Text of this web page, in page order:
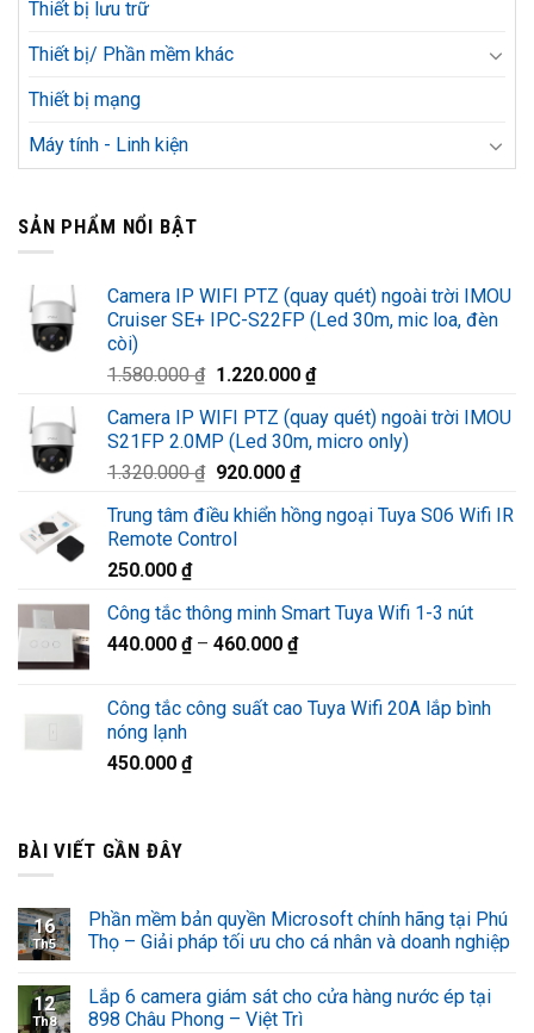
Thiết bị lưu trữ
Thiết bị/ Phần mềm khác
Thiết bị mạng
Máy tính - Linh kiện
SẢN PHẨM NỔI BẬT
Camera IP WIFI PTZ (quay quét) ngoài trời IMOU
Cruiser SE+ IPC-S22FP (Led 30m, mic loa, đèn
còi)
1.580.000₫ Giá
là:
1.580.000 ₫.
1.220.000 ₫Giá
tại
là:
Camera IP WIFI PTZ (quay quét) ngoài trời IMOU
S21FP 2.0MP (Led 30m, micro only)
1.320.000₫ Giá
là:
1.320.000 ₫.
920.000 ₫Giá
tại
Trung tâm điều khiển hồng ngoại Tuya S06 Wifi IR
Remote Control
250.000 ₫
Công tắc thông minh Smart Tuya Wifi 1-3 nút
440.000 ₫– 460.000 ₫
Công tắc công suất cao Tuya Wifi 20A lắp bình
nóng lạnh
450.000 ₫
BÀI VIẾT GẦN ĐÂY
16
Th5
Phần mềm bản quyền Microsoft chính hãng tại Phú
Thọ – Giải pháp tối ưu cho cá nhân và doanh nghiệp
12
Th8
Lắp 6 camera giám sát cho cửa hàng nước ép tại
898 Châu Phong – Việt Trì